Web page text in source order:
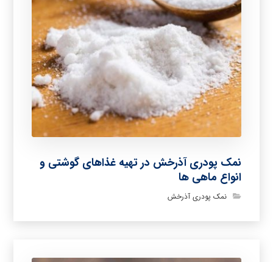
نمک پودری آذرخش در تهیه غذاهای گوشتی و
انواع ماهی ها
نمک پودری آذرخش